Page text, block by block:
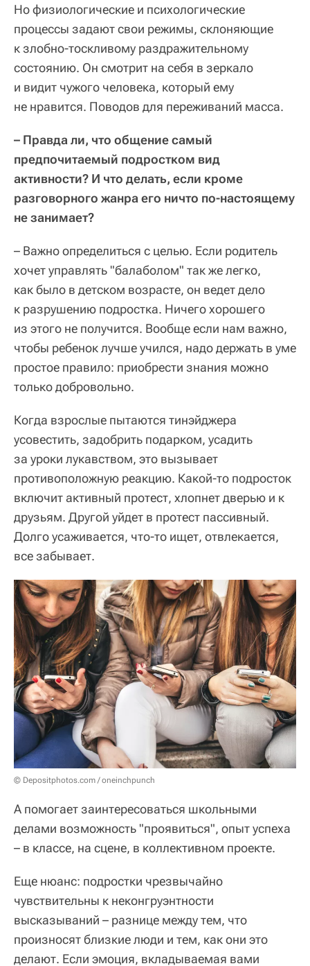
Но физиологические и психологические
процессы задают свои режимы, склоняющие
к злобно-тоскливому раздражительному
состоянию. Он смотрит на себя в зеркало
и видит чужого человека, который ему
не нравится. Поводов для переживаний масса.
– Правда ли, что общение самый
предпочитаемый подростком вид
активности? И что делать, если кроме
разговорного жанра его ничто по-настоящему
не занимает?
– Важно определиться с целью. Если родитель
хочет управлять "балаболом" так же легко,
как было в детском возрасте, он ведет дело
к разрушению подростка. Ничего хорошего
из этого не получится. Вообще если нам важно,
чтобы ребенок лучше учился, надо держать в уме
простое правило: приобрести знания можно
только добровольно.
Когда взрослые пытаются тинэйджера
усовестить, задобрить подарком, усадить
за уроки лукавством, это вызывает
противоположную реакцию. Какой-то подросток
включит активный протест, хлопнет дверью и к
друзьям. Другой уйдет в протест пассивный.
Долго усаживается, что-то ищет, отвлекается,
все забывает.
© Depositphotos.com / oneinchpunch
А помогает заинтересоваться школьными
делами возможность "проявиться", опыт успеха
– в классе, на сцене, в коллективном проекте.
Еще нюанс: подростки чрезвычайно
чувствительны к неконгруэнтности
высказываний – разнице между тем, что
произносят близкие люди и тем, как они это
делают. Если эмоция, вкладываемая вами